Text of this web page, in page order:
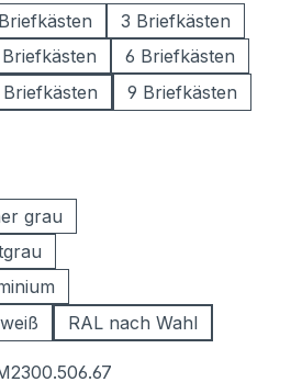
3 Briefkästen
6 Briefkästen
9 Briefkästen
grau
RAL nach Wahl